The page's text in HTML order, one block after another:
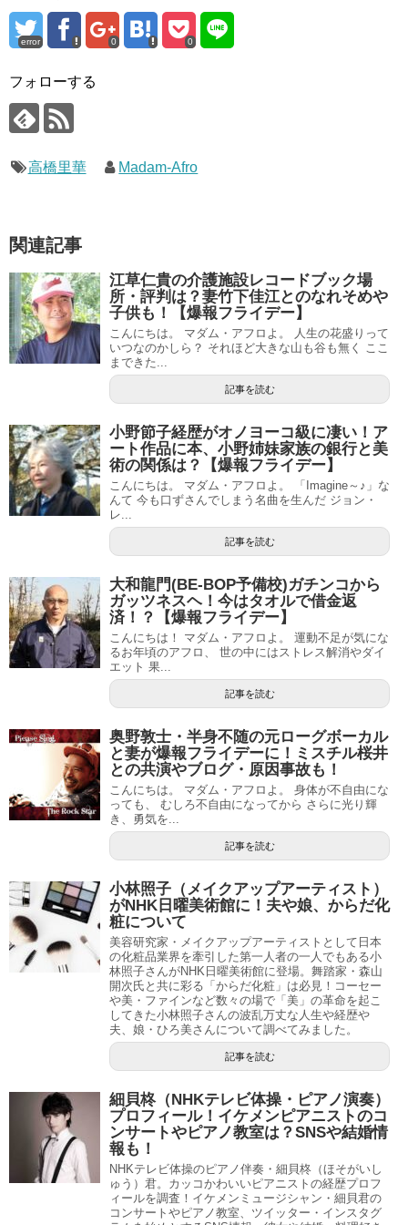
error 0 0
フォローする
高橋里華 Madam-Afro
関連記事
江草仁貴の介護施設レコードブック場
所・評判は？妻竹下佳江とのなれそめや
子供も！【爆報フライデー】
こんにちは。 マダム・アフロよ。 人生の花盛りって
いつなのかしら？ それほど大きな山も谷も無く ここ
まできた...
記事を読む
小野節子経歴がオノヨーコ級に凄い！ア
ート作品に本、小野姉妹家族の銀行と美
術の関係は？【爆報フライデー】
こんにちは。 マダム・アフロよ。 「Imagine～♪」な
んて 今も口ずさんでしまう名曲を生んだ ジョン・
レ...
記事を読む
大和龍門(BE-BOP予備校)ガチンコから
ガッツネスヘ！今はタオルで借金返
済！？【爆報フライデー】
こんにちは！ マダム・アフロよ。 運動不足が気にな
るお年頃のアフロ、 世の中にはストレス解消やダイ
エット 果...
記事を読む
奥野敦士・半身不随の元ローグボーカル
と妻が爆報フライデーに！ミスチル桜井
との共演やブログ・原因事故も！
こんにちは。 マダム・アフロよ。 身体が不自由にな
っても、 むしろ不自由になってから さらに光り輝
き、勇気を...
記事を読む
小林照子（メイクアップアーティスト）
がNHK日曜美術館に！夫や娘、からだ化
粧について
美容研究家・メイクアップアーティストとして日本
の化粧品業界を牽引した第一人者の一人でもある小
林照子さんがNHK日曜美術館に登場。舞踏家・森山
開次氏と共に彩る「からだ化粧」は必見！コーセー
や美・ファインなど数々の場で「美」の革命を起こ
してきた小林照子さんの波乱万丈な人生や経歴や
夫、娘・ひろ美さんについて調べてみました。
記事を読む
細貝柊（NHKテレビ体操・ピアノ演奏）
プロフィール！イケメンピアニストのコ
ンサートやピアノ教室は？SNSや結婚情
報も！
NHKテレビ体操のピアノ伴奏・細貝柊（ほそがいし
ゅう）君。カッコかわいいピアニストの経歴プロフ
ィールを調査！イケメンミュージシャン・細貝君の
コンサートやピアノ教室、ツイッター・インスタグ